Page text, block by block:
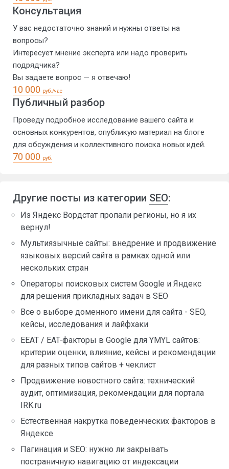
Консультация
У вас недостаточно знаний и нужны ответы на
вопросы?
Интересует мнение эксперта или надо проверить
подрядчика?
Вы задаете вопрос — я отвечаю!
10 000 руб./час
Публичный разбор
Проведу подробное исследование вашего сайта и
основных конкурентов, опубликую материал на блоге
для обсуждения и коллективного поиска новых идей.
70 000 руб.
Другие посты из категории SEO:
Из Яндекс Вордстат пропали регионы, но я их
вернул!
Мультиязычные сайты: внедрение и продвижение
языковых версий сайта в рамках одной или
нескольких стран
Операторы поисковых систем Google и Яндекс
для решения прикладных задач в SEO
Все о выборе доменного имени для сайта - SEO,
кейсы, исследования и лайфхаки
EEAT / EAT-факторы в Google для YMYL сайтов:
критерии оценки, влияние, кейсы и рекомендации
для разных типов сайтов + чеклист
Продвижение новостного сайта: технический
аудит, оптимизация, рекомендации для портала
IRK.ru
Естественная накрутка поведенческих факторов в
Яндексе
Пагинация и SEO: нужно ли закрывать
постраничную навигацию от индексации